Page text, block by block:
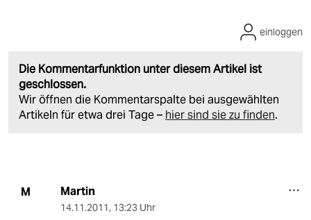
Die Kommentarfunktion unter diesem Artikel ist
geschlossen.
Wir öffnen die Kommentarspalte bei ausgewählten
Artikeln für etwa drei Tage – hier sind sie zu finden.
einloggen
M Martin
14.11.2011, 13:23 Uhr